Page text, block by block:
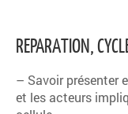
REPARATION,
– Savoir présenter
et les acteurs